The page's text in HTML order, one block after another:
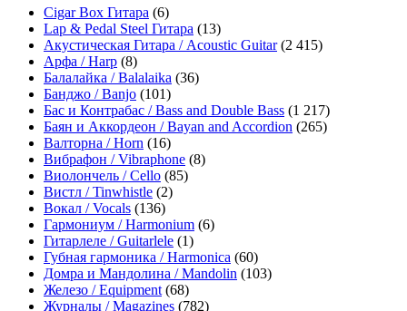
Cigar Box Гитара (6)
Lap & Pedal Steel Гитара (13)
Акустическая Гитара / Acoustic Guitar(2 415)
Арфа / Harp (8)
Балалайка / Balalaika (36)
Банджо / Banjo (101)
Бас и Контрабас / Bass and Double Bass (1 217)
Баян и Аккордеон / Bayan and Accordion (265)
Валторна / Horn (16)
Вибрафон / Vibraphone (8)
Виолончель / Cello (85)
Вистл / Tinwhistle (2)
Вокал / Vocals (136)
Гармониум / Harmonium (6)
Гитарлеле / Guitarlele (1)
Губная гармоника / Harmonica (60)
Домра и Мандолина / Mandolin (103)
Железо / Equipment (68)
Журналы / Magazines (782)